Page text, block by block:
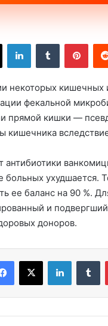
некоторых кишечных
фекальной
прямой кишки —
кишечника
антибиотики
больных ухудшается.
ее баланс на 90 %.
и
доноров.